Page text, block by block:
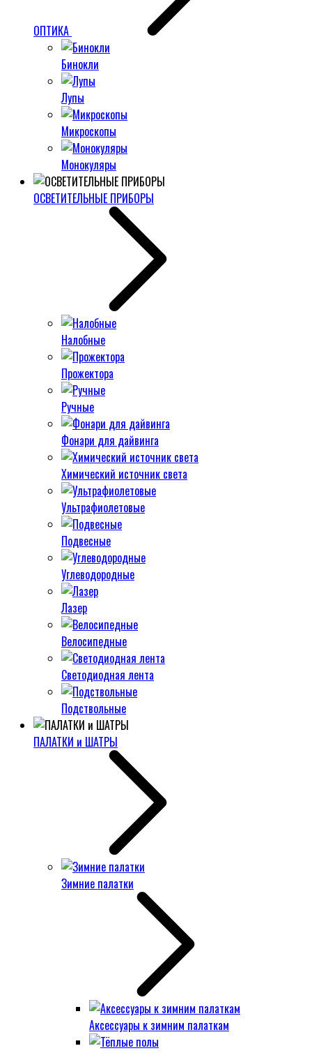
ОПТИКА
Бинокли
Лупы
Микроскопы
Монокуляры
ОСВЕТИТЕЛЬНЫЕ ПРИБОРЫ
Налобные
Прожектора
Ручные
Фонари для дайвинга
Химический источник света
Ультрафиолетовые
Подвесные
Углеводородные
Лазер
Велосипедные
Светодиодная лента
Подствольные
ПАЛАТКИ и ШАТРЫ
Зимние палатки
Аксессуары к зимним палаткам